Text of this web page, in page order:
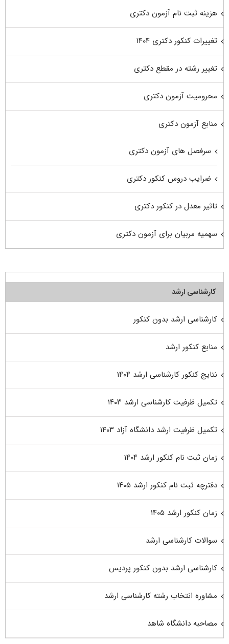
هزینه ثبت نام آزمون دکتری
تغییرات کنکور دکتری ۱۴۰۴
تغییر رشته در مقطع دکتری
محرومیت آزمون دکتری
منابع آزمون دکتری
سرفصل های آزمون دکتری
ضرایب دروس کنکور دکتری
تاثیر معدل در کنکور دکتری
سهمیه مربیان برای آزمون دکتری
کارشناسی ارشد
کارشناسی ارشد بدون کنکور
منابع کنکور ارشد
نتایج کنکور کارشناسی ارشد ۱۴۰۴
تکمیل ظرفیت کارشناسی ارشد ۱۴۰۳
تکمیل ظرفیت ارشد دانشگاه آزاد ۱۴۰۳
زمان ثبت نام کنکور ارشد ۱۴۰۴
دفترچه ثبت نام کنکور ارشد ۱۴۰۵
زمان کنکور ارشد ۱۴۰۵
سوالات کارشناسی ارشد
کارشناسی ارشد بدون کنکور پردیس
مشاوره انتخاب رشته کارشناسی ارشد
مصاحبه دانشگاه شاهد